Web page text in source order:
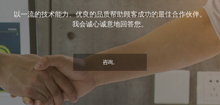
以一流的技术能力、优良的品质帮助顾客成功的最佳合作伙伴。
我会诚心诚意地回答您。
咨询。